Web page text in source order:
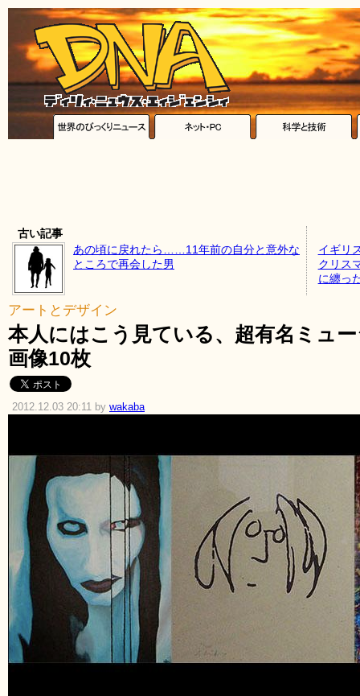
古い記事
あの頃に戻れたら……11年前の自分と意外な
ところで再会した男
イギリ
クリス
に纏っ
アートとデザイン
本人にはこう見ている、超有名ミュ
画像10枚
2012.12.03 20:11 by wakaba